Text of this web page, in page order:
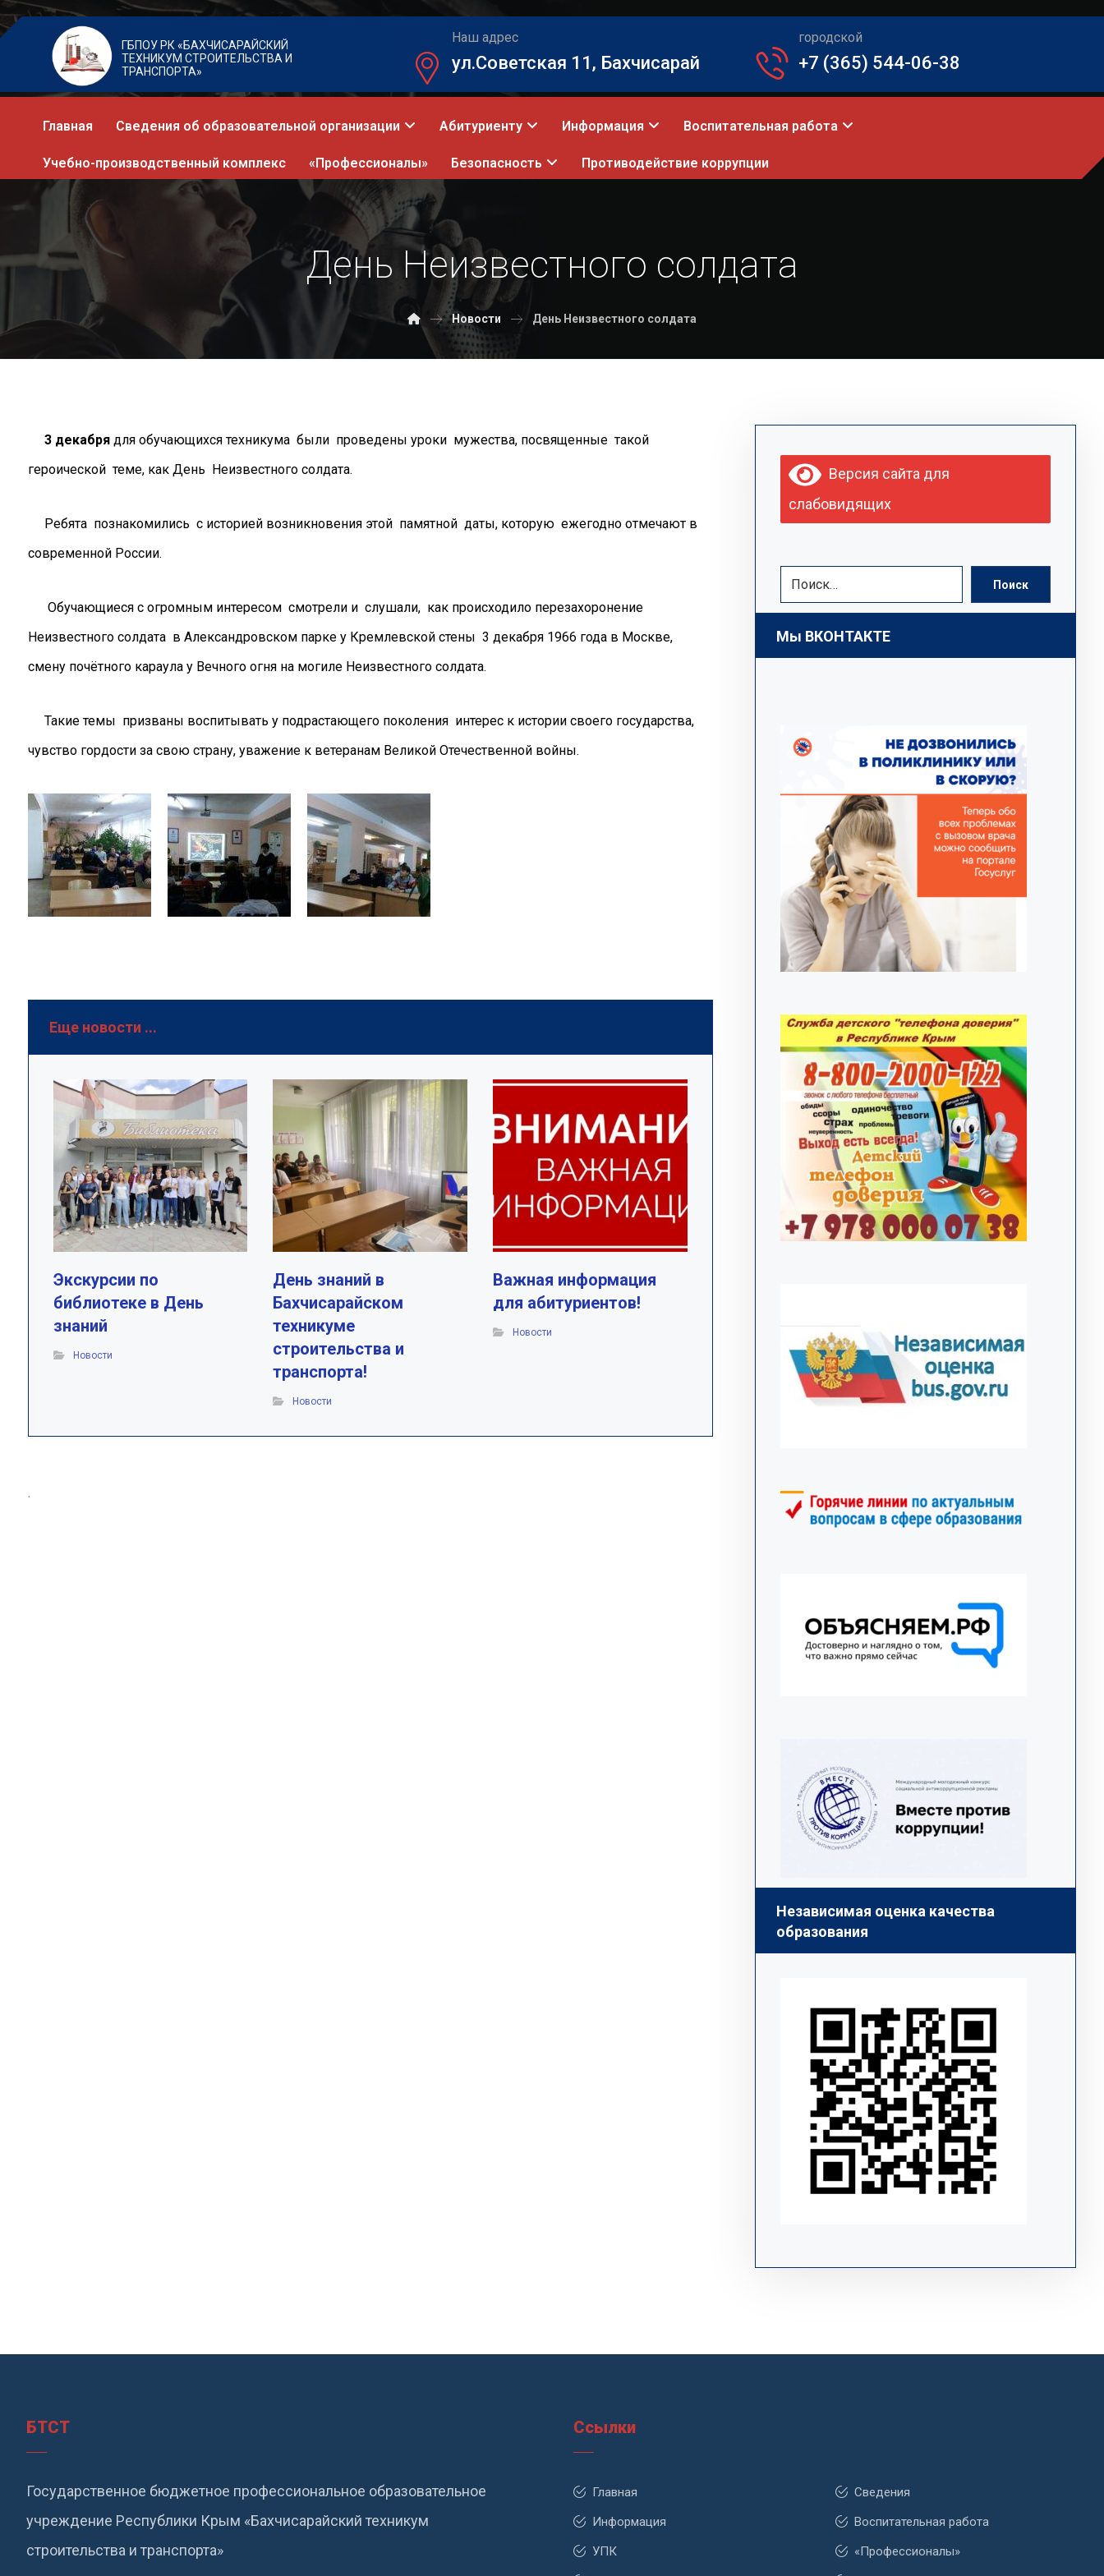
ГБПОУ РК «БАХЧИСАРАЙСКИЙ
ТЕХНИКУМ СТРОИТЕЛЬСТВА И
ТРАНСПОРТА»
Наш адрес
ул.Советская 11, Бахчисарай
городской
+7 (365) 544-06-38
Главная Сведения об образовательной организации Абитуриенту Информация Воспитательная работа
Учебно-производственный комплекс «Профессионалы» Безопасность Противодействие коррупции
День Неизвестного солдата
Новости День Неизвестного солдата
3 декабрядля обучающихся техникума были проведены уроки мужества, посвященные такой
героической теме, как День Неизвестного солдата.
Ребята познакомились с историей возникновения этой памятной даты, которую ежегодно отмечают в
современной России.
Обучающиеся с огромным интересом смотрели и слушали, как происходило перезахоронение
Неизвестного солдата в Александровском парке у Кремлевской стены 3 декабря 1966 года в Москве,
смену почётного караула у Вечного огня на могиле Неизвестного солдата.
Такие темы призваны воспитывать у подрастающего поколения интерес к истории своего государства,
чувство гордости за свою страну, уважение к ветеранам Великой Отечественной войны.
Еще новости ...
Экскурсии по
библиотеке в День
знаний
Новости
День знаний в
Бахчисарайском
техникуме
строительства и
транспорта!
Новости
Важная информация
для абитуриентов!
Новости
.
Версия сайта для
слабовидящих
Поиск
Мы ВКОНТАКТЕ
Независимая оценка качества
образования
БТСТ
Государственное бюджетное профессиональное образовательное
учреждение Республики Крым «Бахчисарайский техникум
строительства и транспорта»
Ссылки
Главная
Сведения
Информация
Воспитательная работа
УПК
«Профессионалы»